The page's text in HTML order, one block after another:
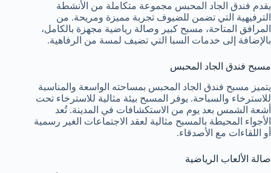
يقدم فندق الجاد المحبس مجموعة متكاملة من الأنشطة
الترفيهية التي تضمن للضيوف تجربة مميزة ومريحة. من
المرافق المتاحة، مسبح كبير وصالة رياضية مجهزة بالكامل،
بالإضافة إلى خدمات السبا التي تضيف لمسة من الرفاهية.
مسبح فندق الجاد المحبس
يتميز مسبح فندق الجاد المحبس بمساحته الواسعة والمناسبة
للاسترخاء والسباحة. يوفر المسبح بيئة مثالية للاسترخاء تحت
أشعة الشمس بعد يوم من الاستكشافات في المدينة. تُعد
الأجواء المحيطة بالمسبح مثالية لعقد الاجتماعات الغير رسمية
أو اللقاءات مع الأصدقاء.
صالة الألعاب الرياضية